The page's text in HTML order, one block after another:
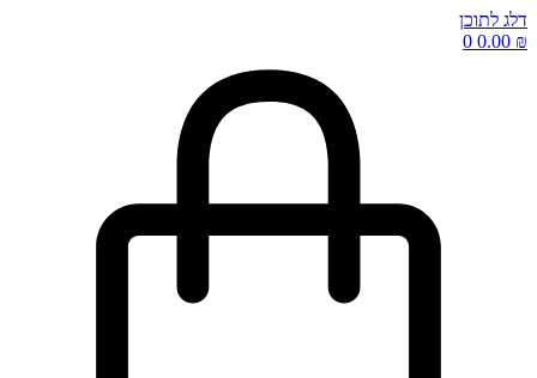
דלג לתוכן
0.00 ₪
0